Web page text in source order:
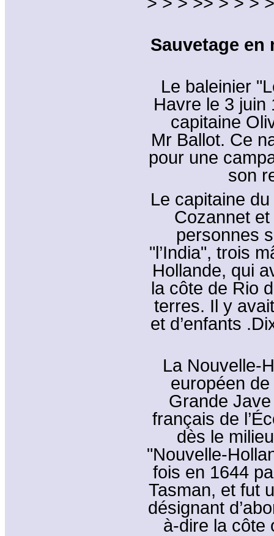
Sauvetage en
Le baleinier
Havre le 3 juin
capitaine
Mr Ballot. Ce
pour une
son
Le capitaine
Cozannet
personnes
"l’India", trois
Hollande, qui
la côte de Rio
terres. Il y
et d’enfants
La Nouvelle-
européen
Grande
français de
dès le
"Nouvelle-
fois en 1644
Tasman, et fut
désignant
à-dire la côte